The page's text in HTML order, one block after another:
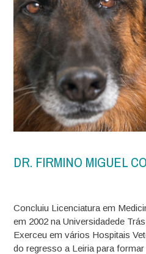
DR. FIRMINO MIGUEL
Concluiu Licenciatura em
em 2002 na Universidadede
Exerceu em vários Hospitais
do regresso a Leiria para